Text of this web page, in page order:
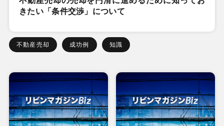
きたい「条件交渉」について
不動産売却 成功例 知識